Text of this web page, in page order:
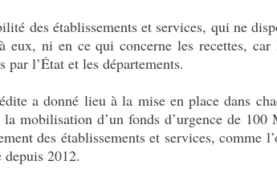
des établissements et services, qui ne
eux, ni en ce qui concerne les recettes,
par l’État et les départements.
a donné lieu à la mise en place dans
mobilisation d’un fonds d’urgence de
des établissements et services, comme
2012.